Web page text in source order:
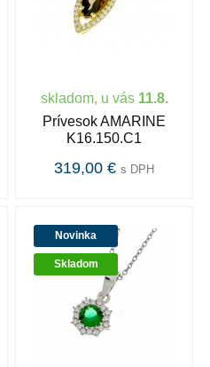
skladom, u vás 11.8.
Prívesok AMARINE
K16.150.C1
319,00 € s DPH
Novinka
Skladom